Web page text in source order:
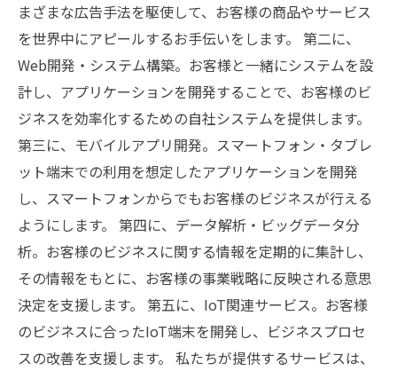
まざまな広告手法を駆使して、お客様の商品やサービス
を世界中にアピールするお手伝いをします。 第二に、
Web開発・システム構築。お客様と一緒にシステムを設
計し、アプリケーションを開発することで、お客様のビ
ジネスを効率化するための自社システムを提供します。
第三に、モバイルアプリ開発。スマートフォン・タブレ
ット端末での利用を想定したアプリケーションを開発
し、スマートフォンからでもお客様のビジネスが行える
ようにします。 第四に、データ解析・ビッグデータ分
析。お客様のビジネスに関する情報を定期的に集計し、
その情報をもとに、お客様の事業戦略に反映される意思
決定を支援します。 第五に、IoT関連サービス。お客様
のビジネスに合ったIoT端末を開発し、ビジネスプロセ
スの改善を支援します。 私たちが提供するサービスは、